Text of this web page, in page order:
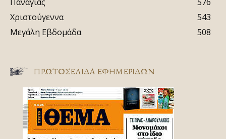
Χριστούγεννα
543
Μεγάλη Εβδομάδα
508
ΠΡΩΤΟΣΈΛΙΔΑ ΕΦΗΜΕΡΊΔΩΝ